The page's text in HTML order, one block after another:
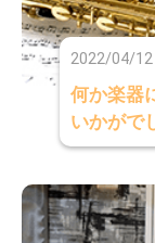
2022/04/12
何か楽器
いかがで